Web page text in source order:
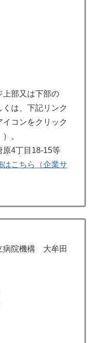
上部又は下部の
くは、下記リンク
コンをクリック
。
原4丁目18-15等
こちら（企業サ
病院機構 大牟田